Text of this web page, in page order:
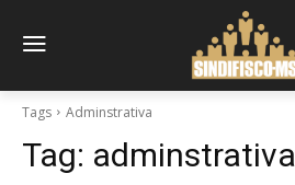
Tags Adminstrativa
Tag: adminstrativa